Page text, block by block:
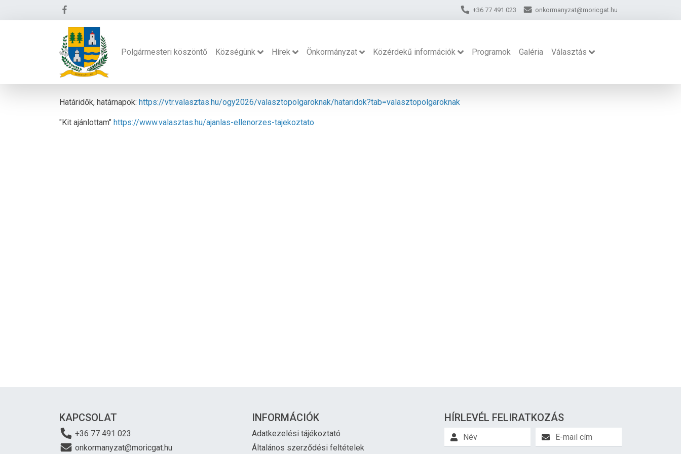
+36 77 491 023 onkormanyzat@moricgat.hu
Polgármesteri köszöntő Községünk Hírek Önkormányzat Közérdekű információk Programok Galéria Választás
Határidők, határnapok: https://vtr.valasztas.hu/ogy2026/valasztopolgaroknak/hataridok?tab=valasztopolgaroknak
"Kit ajánlottam" https://www.valasztas.hu/ajanlas-ellenorzes-tajekoztato
KAPCSOLAT
+36 77 491 023
onkormanyzat@moricgat.hu
INFORMÁCIÓK
Adatkezelési tájékoztató
Általános szerződési feltételek
HÍRLEVÉL FELIRATKOZÁS